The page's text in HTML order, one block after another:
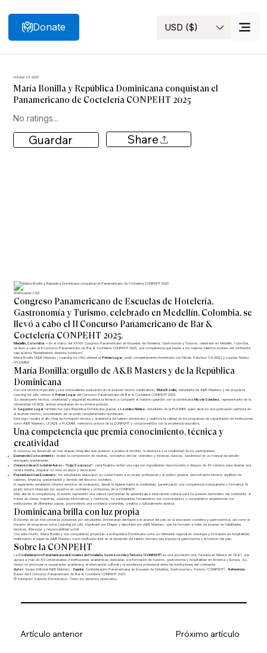
Search USD ($)
Donate
October 27, 2025
María Bonilla y República Dominicana conquistan el
Panamericano de Coctelería CONPEHT 2025
No ratings...
Guardar Share
Webmaster FSD
Congreso Panamericano de Escuelas de Hotelería,
Gastronomía y Turismo, celebrado en Medellín, Colombia, se
llevó a cabo el II Concurso Panamericano de Bar &
Coctelería CONPEHT 2025.
Medellín, Colombia. –En el marco del XXXIV Congreso Panamericano de Escuelas de Hotelería, Gastronomía y Turismo, celebrado en Medellín, Colombia,
se llevó a cabo el II Concurso Panamericano de Bar & Coctelería CONPEHT 2025, una competencia que reunió a los mejores talentos jóvenes del continente
bajo el lema “Redefiniendo destinos turísticos”.
María Bonilla (A&B Masters / Learning for Life) obtiene el Primer Lugar; podio completamente dominicano con Nicole Sánchez (UCADE) y Lourdes Núñez
(PUCMM).
María Bonilla: orgullo de A&B Masters y de la República
Dominicana
Con una técnica impecable y una sobresaliente puntuación en el examen teórico clasificatorio, María Bonilla, estudiante de A&B Masters y del programa
Learning for Life, obtuvo el Primer Lugardel Concurso Panamericano de Bar & Coctelería CONPEHT 2025.
Su desempeño técnico, creatividad y seguridad escénica la llevaron a compartir el máximo galardón con la dominicana Nicole Sánchez, representante de la
Universidad UCADE, ambas empatadas en la primera posición.
El
Segundo Lugartambién fue para República Dominicana gracias a Lourdes Núñez, estudiante de la PUCMM, quien alcanzó una puntuación perfecta en
el examen teórico, consolidando así un podio completamente dominicano.
Este logro resalta el alto nivel de formación técnica y académica del talento dominicano y reafirma la calidad de los programas de capacitación de instituciones
como A&B Masters, UCADE y PUCMM, miembros activos de la CONPEHT y comprometidos con la excelencia educativa.
Una competencia que premia conocimiento, técnica y
creatividad
El concurso se desarrolló en tres etapas integrales que pusieron a prueba el dominio, la destreza y la creatividad de los participantes:
Examen de Conocimiento:evaluó la comprensión de recetas, conceptos del bar, utensilios y técnicas clásicas, basándose en un manual de estudio
entregado previamente.
Creación de un Cóctel de Autor – “Caja Sorpresa”:cada finalista recibió una caja con ingredientes desconocidos y dispuso de 40 minutos para diseñar una
receta inédita, preparar su mise en placey decoración.
Presentación en Escenario:los estudiantes elaboraron su cóctel frente a un jurado profesional y al público general, demostrando técnica, equilibrio de
sabores, limpieza, presentación y dominio del discurso coctelero.
El reglamento estableció criterios estrictos de evaluación, desde la higiene hasta la creatividad, garantizando una competencia transparente y formativa. El
jurado estuvo integrado por expertos en coctelería y profesores de la CONPEHT.
Más allá de la competencia, el evento representó una valiosa oportunidad de aprendizaje e intercambio cultural para los jóvenes bartendersdel continente. A
través de clases maestras, sesiones informativas y mentorías, los participantes fortalecieron sus conocimientos y compartieron experiencias con
instituciones de diferentes países, promoviendo una coctelería sostenible, creativa y culturalmente diversa.
Dominicana brilla con luz propia
El dominio de las tres primeras posiciones por estudiantes dominicanas demuestra el avance del país en la educación coctelera y gastronómica, así como el
impacto de programas como Learning for Life, impulsado por Diageo y ejecutado por A&B Masters, que ha formado a miles de jóvenes en habilidades
técnicas, liderazgo y responsabilidad social.
Con este triunfo, María Bonilla y sus compañeras proyectan a la República Dominicana como un referente regional en mixología y formación en hospitalidad,
reafirmando el papel de A&B Masters como institución líder en el desarrollo del talento humano que impulsa la gastronomía y el turismo del país.
Sobre la CONPEHT
La Confederación Panamericana de Escuelas de Hotelería, Gastronomía y Turismo (CONPEHT)es una asociación civil, fundada en México en 1991, que
agrupa a más de 60 universidades e instituciones académicas dedicadas a la formación en turismo, gastronomía y hospitalidad en América y Europa. Su
misión es promover la cooperación académica, el intercambio cultural y la excelencia profesional entre las instituciones del continente.
Autor:Equipo Editorial A&B Masters · Fuente:Confederación Panamericana de Escuelas de Hotelería, Gastronomía y Turismo (CONPEHT) · Referencia:
Bases del II Concurso Panamericano de Bar & Coctelería CONPEHT 2025
© Fundación Sabores Dominicanos. Todos los derechos reservados.
Artículo anterior Próximo artículo